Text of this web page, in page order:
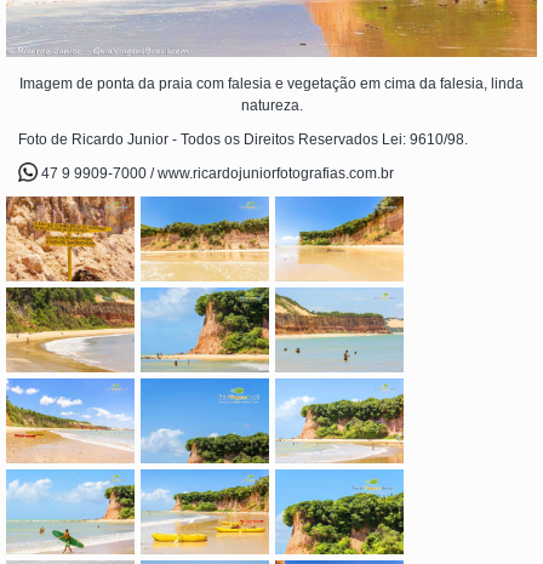
Imagem de ponta da praia com falesia e vegetação em cima da falesia, linda
natureza.
Foto de Ricardo Junior - Todos os Direitos Reservados Lei: 9610/98.
47 9 9909-7000 / www.ricardojuniorfotografias.com.br